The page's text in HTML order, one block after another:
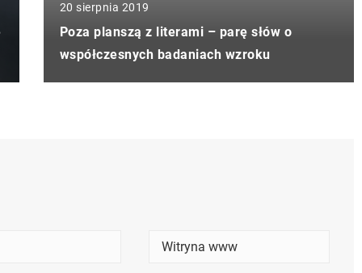
20 sierpnia 2019
Poza planszą z literami – parę słów o
współczesnych badaniach wzroku